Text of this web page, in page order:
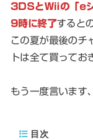
3DSとWiiの「e
9時に終了すると
この夏が最後のチ
トは全て買ってお
もう一度言います
目次